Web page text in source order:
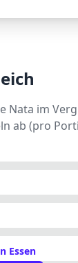
Nata im
ab (pro
Essen